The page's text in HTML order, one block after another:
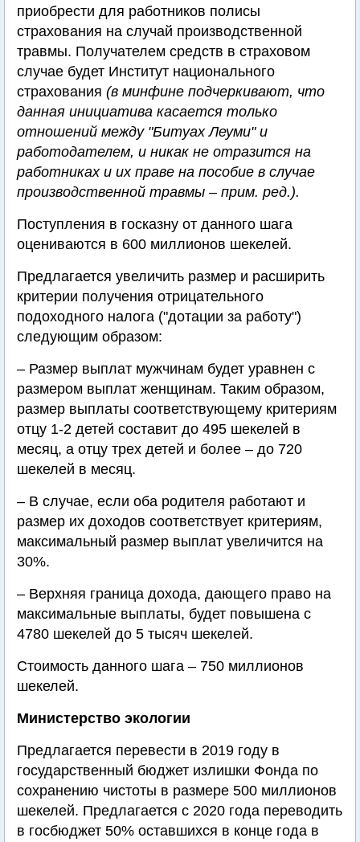
приобрести для работников полисы
страхования на случай производственной
травмы. Получателем средств в страховом
случае будет Институт национального
страхования (в минфине подчеркивают, что
данная инициатива касается только
отношений между "Битуах Леуми" и
работодателем, и никак не отразится на
работниках и их праве на пособие в случае
производственной травмы – прим. ред.).
Поступления в госказну от данного шага
оцениваются в 600 миллионов шекелей.
Предлагается увеличить размер и расширить
критерии получения отрицательного
подоходного налога ("дотации за работу")
следующим образом:
– Размер выплат мужчинам будет уравнен с
размером выплат женщинам. Таким образом,
размер выплаты соответствующему критериям
отцу 1-2 детей составит до 495 шекелей в
месяц, а отцу трех детей и более – до 720
шекелей в месяц.
– В случае, если оба родителя работают и
размер их доходов соответствует критериям,
максимальный размер выплат увеличится на
30%.
– Верхняя граница дохода, дающего право на
максимальные выплаты, будет повышена с
4780 шекелей до 5 тысяч шекелей.
Стоимость данного шага – 750 миллионов
шекелей.
Министерство экологии
Предлагается перевести в 2019 году в
государственный бюджет излишки Фонда по
сохранению чистоты в размере 500 миллионов
шекелей. Предлагается с 2020 года переводить
в госбюджет 50% оставшихся в конце года в